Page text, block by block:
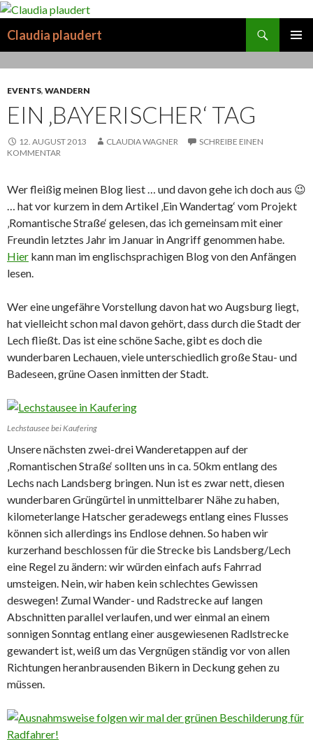
Claudia plaudert
MENÜ
EVENTS, WANDERN
EIN ‚BAYERISCHER‘ TAG
12. AUGUST 2013 CLAUDIA WAGNER
SCHREIBE EINEN
KOMMENTAR
Wer fleißig meinen Blog liest … und davon gehe ich doch aus 😉
… hat vor kurzem in dem Artikel ‚Ein Wandertag‘ vom Projekt
‚Romantische Straße‘ gelesen, das ich gemeinsam mit einer
Freundin letztes Jahr im Januar in Angriff genommen habe.
Hier kann man im englischsprachigen Blog von den Anfängen
lesen.
Wer eine ungefähre Vorstellung davon hat wo Augsburg liegt,
hat vielleicht schon mal davon gehört, dass durch die Stadt der
Lech fließt. Das ist eine schöne Sache, gibt es doch die
wunderbaren Lechauen, viele unterschiedlich große Stau- und
Badeseen, grüne Oasen inmitten der Stadt.
Lechstausee bei Kaufering
Unsere nächsten zwei-drei Wanderetappen auf der
‚Romantischen Straße‘ sollten uns in ca. 50km entlang des
Lechs nach Landsberg bringen. Nun ist es zwar nett, diesen
wunderbaren Grüngürtel in unmittelbarer Nähe zu haben,
kilometerlange Hatscher geradewegs entlang eines Flusses
können sich allerdings ins Endlose dehnen. So haben wir
kurzerhand beschlossen für die Strecke bis Landsberg/Lech
eine Regel zu ändern: wir würden einfach aufs Fahrrad
umsteigen. Nein, wir haben kein schlechtes Gewissen
deswegen! Zumal Wander- und Radstrecke auf langen
Abschnitten parallel verlaufen, und wer einmal an einem
sonnigen Sonntag entlang einer ausgewiesenen Radlstrecke
gewandert ist, weiß um das Vergnügen ständig vor von allen
Richtungen heranbrausenden Bikern in Deckung gehen zu
müssen.